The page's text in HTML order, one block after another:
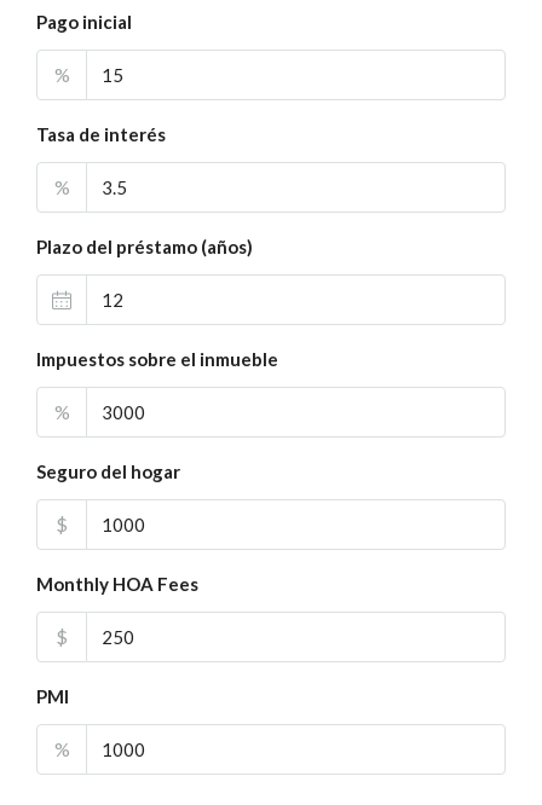
Pago inicial
%
Tasa de interés
%
Plazo del préstamo (años)
Impuestos sobre el inmueble
%
Seguro del hogar
$
Monthly HOA Fees
$
PMI
%